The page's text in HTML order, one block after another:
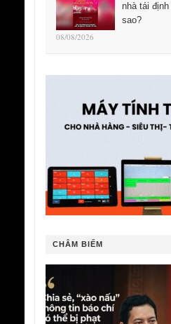
nhà tái
sao?
08/08/2026
CHÂM BIẾM